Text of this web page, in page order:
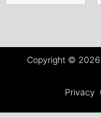
Copyright © 2026
Privacy